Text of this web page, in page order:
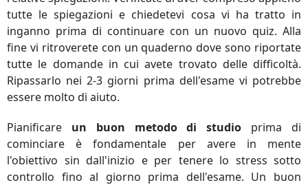
tutte le spiegazioni e chiedetevi cosa vi ha tratto in
inganno prima di continuare con un nuovo quiz. Alla
fine vi ritroverete con un quaderno dove sono riportate
tutte le domande in cui avete trovato delle difficoltà.
Ripassarlo nei 2-3 giorni prima dell'esame vi potrebbe
essere molto di aiuto.
Pianificare un buon metodo di studio prima di
cominciare è fondamentale per avere in mente
l'obiettivo sin dall'inizio e per tenere lo stress sotto
controllo fino al giorno prima dell'esame. Un buon